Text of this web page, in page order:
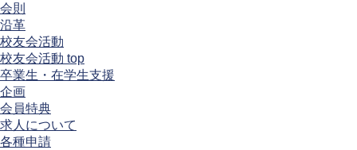
会則
沿革
校友会活動
校友会活動 top
卒業生・在学生支援
企画
会員特典
求人について
各種申請